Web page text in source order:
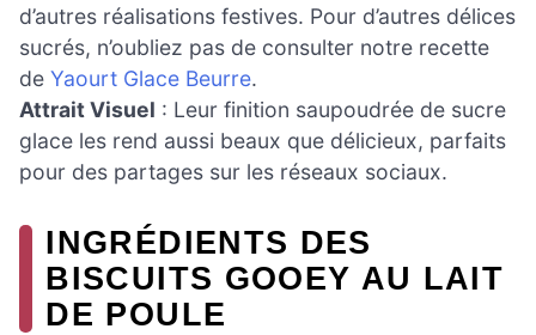
d’autres réalisations festives. Pour d’autres délices
sucrés, n’oubliez pas de consulter notre recette
de Yaourt Glace Beurre.
Attrait Visuel : Leur finition saupoudrée de sucre
glace les rend aussi beaux que délicieux, parfaits
pour des partages sur les réseaux sociaux.
INGRÉDIENTS DES
BISCUITS GOOEY AU LAIT
DE POULE